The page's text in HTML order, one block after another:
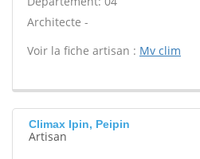
Architecte -
Voir la fiche artisan : Mv clim
Climax Ipin, Peipin
Artisan